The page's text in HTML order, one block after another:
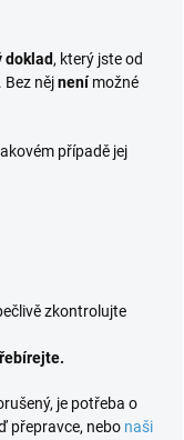
doklad, který jste od
Bez nějnenímožné
případě jej
zkontrolujte
je potřeba o
přepravce, nebo naši